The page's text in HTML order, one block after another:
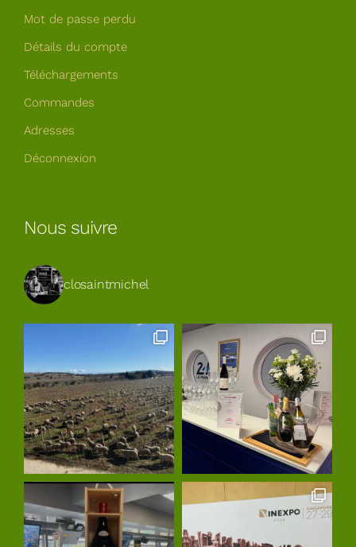
Mot de passe perdu
Détails du compte
Téléchargements
Commandes
Adresses
Déconnexion
Nous suivre
closaintmichel